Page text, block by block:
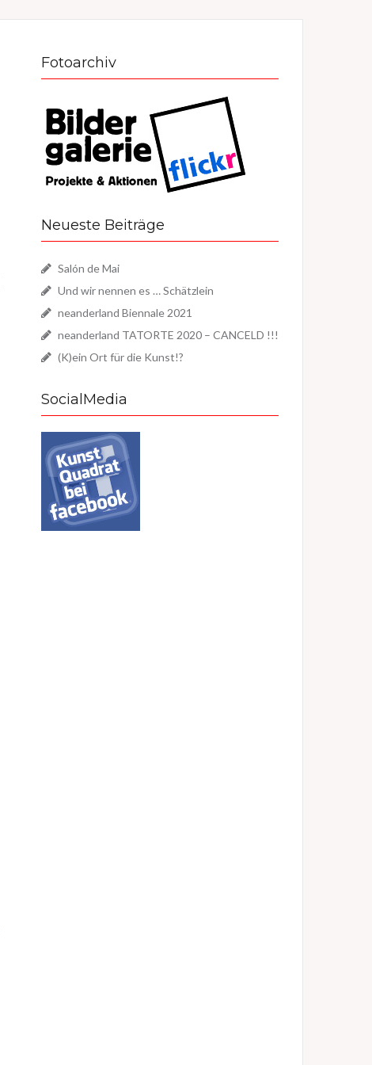
Fotoarchiv
Neueste Beiträge
Salón de Mai
Und wir nennen es … Schätzlein
neanderland Biennale 2021
neanderland TATORTE 2020 – CANCELD !!!
(K)ein Ort für die Kunst!?
SocialMedia